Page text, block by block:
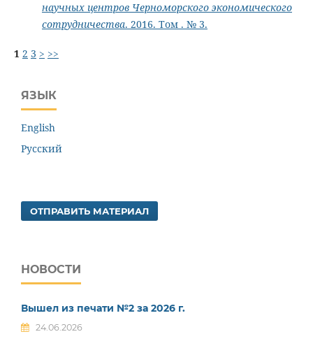
научных центров Черноморского экономического
сотрудничества. 2016. Том . № 3.
1 2 3 > >>
ЯЗЫК
English
Русский
ОТПРАВИТЬ МАТЕРИАЛ
НОВОСТИ
Вышел из печати №2 за 2026 г.
24.06.2026